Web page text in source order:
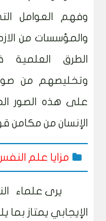
وفهم العوامل
والمؤسسات من
الطرق
وتخليصهم من صور
على هذه الصور
الإنسان من مكامن
مزايا علم
يرى علماء
الإيجابي يمتاز بما